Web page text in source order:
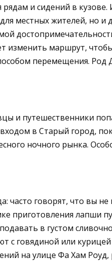
и сидений в
местных жителей, но
маршрут,
перемещения.
и путешественники
в Старый город,
ночного рынка.
часто говорят, что вы
приготовления лапши
в густом
говядиной или
на улице Фа Хам